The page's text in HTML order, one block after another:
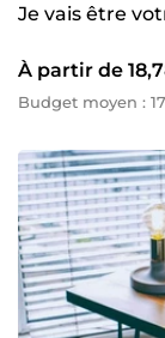
Je vais être
À partir de
Budget moyen :